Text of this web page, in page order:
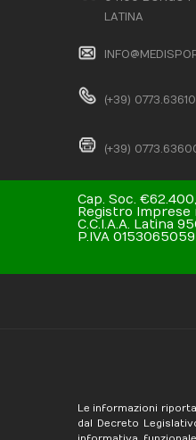
LATINA
(+39)
(+39)
Cap. Soc.
Registro Imprese
C.C.I.A.A. Latina
P.IVA
Le informazioni
dal Decreto